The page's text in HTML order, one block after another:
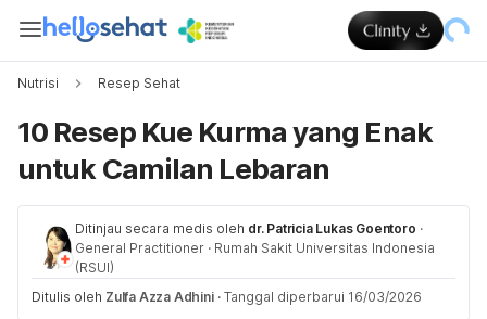
Nutrisi Resep Sehat
10 Resep Kue Kurma yang Enak
untuk Camilan Lebaran
Ditinjau secara medis oleh dr. Patricia Lukas Goentoro ·
General Practitioner · Rumah Sakit Universitas Indonesia
(RSUI)
Ditulis oleh Zulfa Azza Adhini · Tanggal diperbarui 16/03/2026